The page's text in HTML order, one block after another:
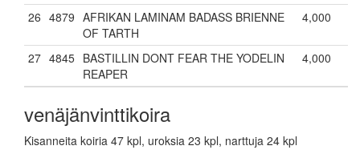
26 4879 AFRIKAN LAMINAM BADASS BRIENNE
OF TARTH
4,000
27 4845 BASTILLIN DONT FEAR THE YODELIN
REAPER
4,000
venäjänvinttikoira
Kisanneita koiria 47 kpl, uroksia 23 kpl, narttuja 24 kpl